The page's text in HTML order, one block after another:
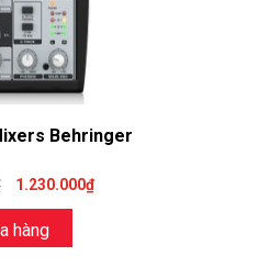
Behringer
1.230.000₫
hàng